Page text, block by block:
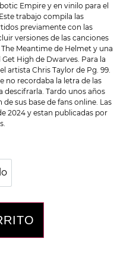
Empire y en vinilo para el
trabajo compila las
previamente con las
versiones de las canciones
Meantime de Helmet y una
High de Dwarves. Para la
Chris Taylor de Pg. 99.
no recordaba la letra de las
descifrarla. Tardo unos años
sus base de fans online. Las
2024 y estan publicadas por